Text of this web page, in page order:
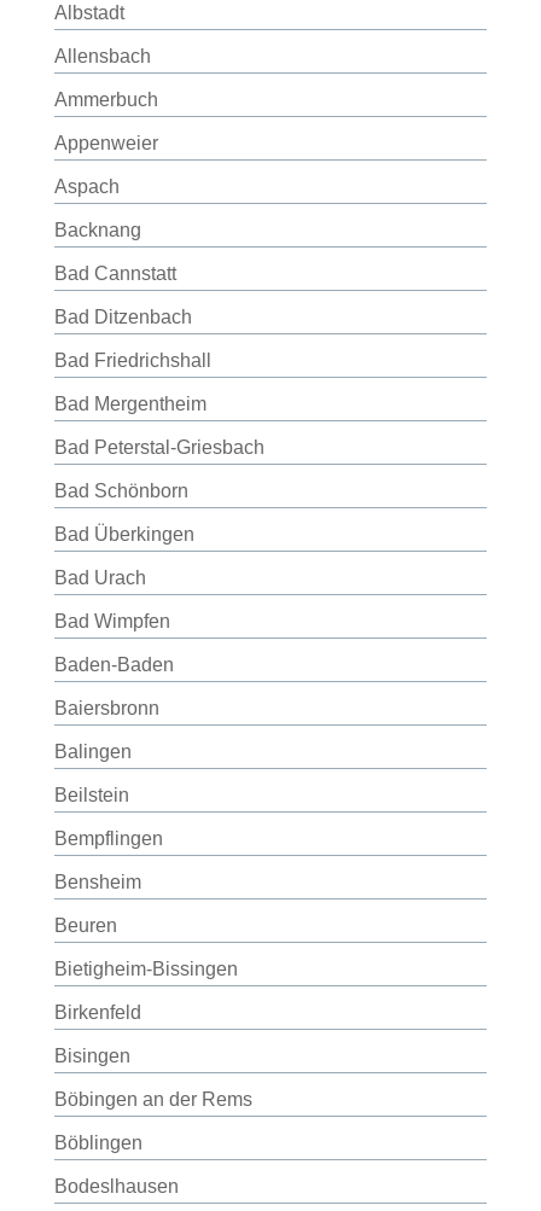
Albstadt
Allensbach
Ammerbuch
Appenweier
Aspach
Backnang
Bad Cannstatt
Bad Ditzenbach
Bad Friedrichshall
Bad Mergentheim
Bad Peterstal-Griesbach
Bad Schönborn
Bad Überkingen
Bad Urach
Bad Wimpfen
Baden-Baden
Baiersbronn
Balingen
Beilstein
Bempflingen
Bensheim
Beuren
Bietigheim-Bissingen
Birkenfeld
Bisingen
Böbingen an der Rems
Böblingen
Bodeslhausen